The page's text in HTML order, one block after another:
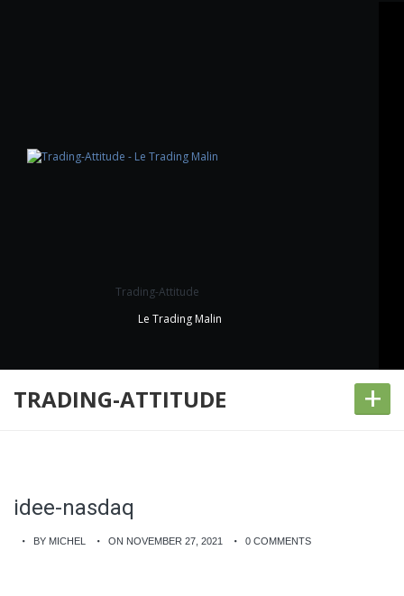
Trading-Attitude
Le Trading Malin
TRADING-ATTITUDE +
idee-nasdaq
BY MICHEL ON NOVEMBER 27, 2021 0 COMMENTS